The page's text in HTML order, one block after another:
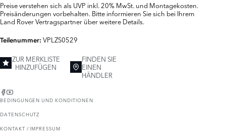
Preise verstehen sich als UVP inkl. 20% MwSt. und Montagekosten.
Preisänderungen vorbehalten. Bitte informieren Sie sich bei Ihrem
Land Rover Vertragspartner über weitere Details.
Teilenummer: VPLZS0529
ZUR MERKLISTE
HINZUFÜGEN
FINDEN SIE
EINEN
HÄNDLER
BEDINGUNGEN UND KONDITIONEN
DATENSCHUTZ
KONTAKT / IMPRESSUM